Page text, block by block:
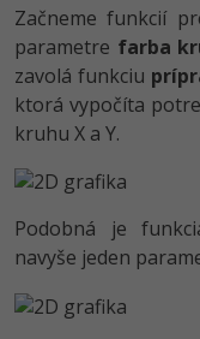
Začneme funkcií
parametre farba
zavolá funkciu
ktorá vypočíta
kruhu X a Y.
Podobná je
navyše jeden